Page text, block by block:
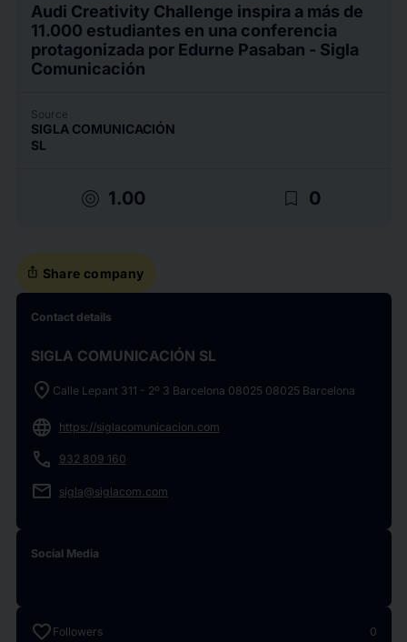
Audi Creativity Challenge inspira a más de
11.000 estudiantes en una conferencia
protagonizada por Edurne Pasaban - Sigla
Comunicación
Source
SIGLA COMUNICACIÓN
SL
target 1.00 bookmark_border 0
ios_share Share company
Contact details
SIGLA COMUNICACIÓN SL
location_on Calle Lepant 311 - 2º 3 Barcelona 08025 08025 Barcelona
language https://siglacomunicacion.com
phone 932 809 160
email sigla@siglacom.com
Social Media
favorite Followers 0